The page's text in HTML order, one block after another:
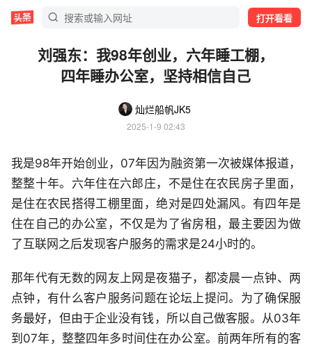
打开看看
刘强东：我98年创业，六年睡工棚，
四年睡办公室，坚持相信自己
灿烂船帆JK5
2025-1-9 02:43
我是98年开始创业，07年因为融资第一次被媒体报道，
整整十年。六年住在六郎庄，不是住在农民房子里面，
是住在农民搭得工棚里面，绝对是四处漏风。有四年是
住在自己的办公室，不仅是为了省房租，最主要因为做
了互联网之后发现客户服务的需求是24小时的。
那年代有无数的网友上网是夜猫子，都凌晨一点钟、两
点钟，有什么客户服务问题在论坛上提问。为了确保服
务最好，但由于企业没有钱，所以自己做客服。从03年
到07年，整整四年多时间住在办公室。前两年所有的客